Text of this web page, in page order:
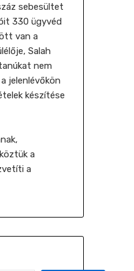
sebesültet
330 ügyvéd
van a
Salah
nem
jelenlévőkön
készítése
a
a